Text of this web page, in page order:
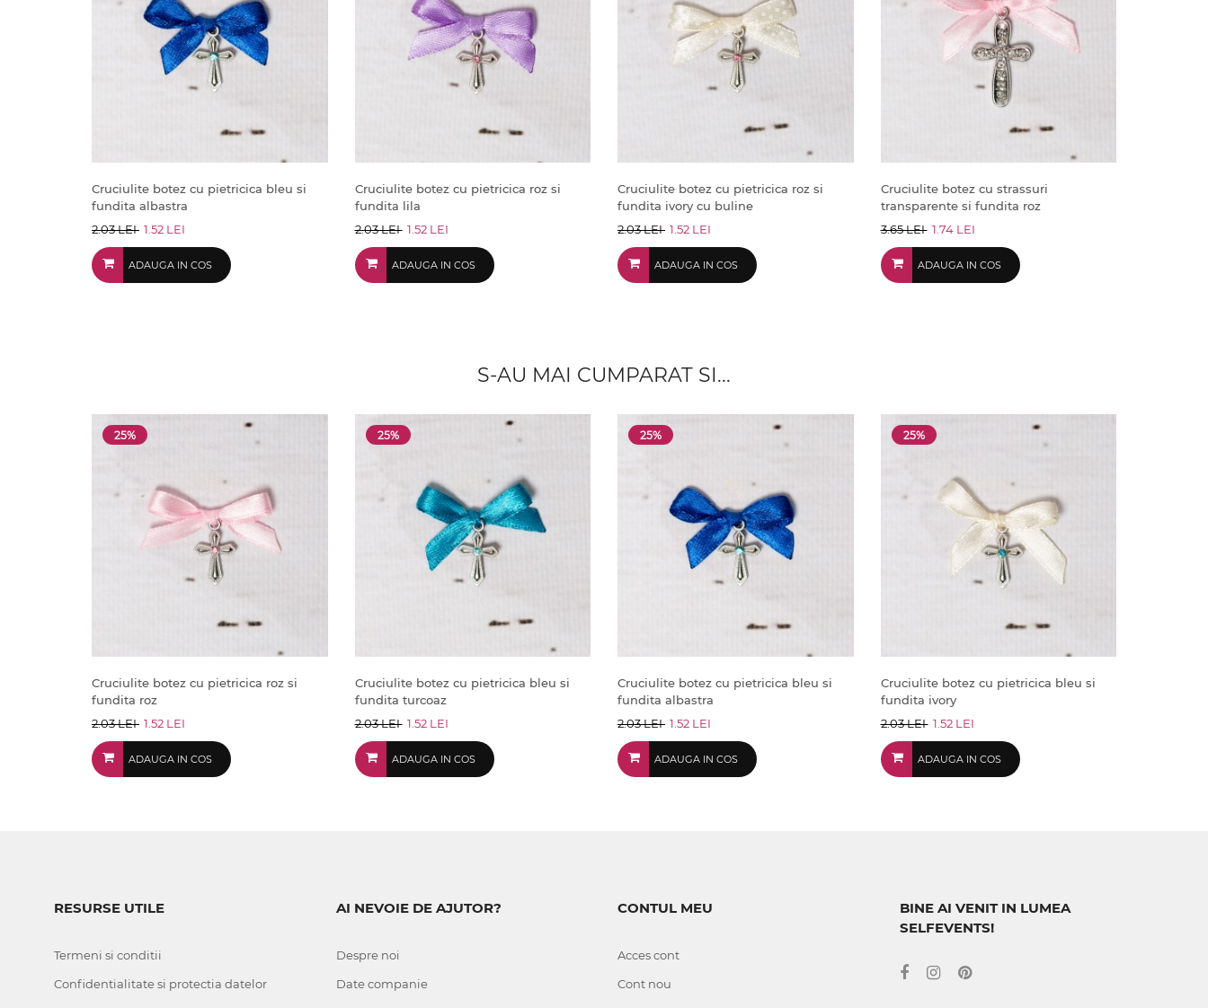
Cruciulite botez cu pietricica bleu si
fundita albastra
2.03 LEI 1.52 LEI
ADAUGA IN COS
Cruciulite botez cu pietricica roz si
fundita lila
2.03 LEI 1.52 LEI
ADAUGA IN COS
Cruciulite botez cu pietricica roz si
fundita ivory cu buline
2.03 LEI 1.52 LEI
ADAUGA IN COS
Cruciulite botez cu strassuri
transparente si fundita roz
3.65 LEI 1.74 LEI
ADAUGA IN COS
S-AU MAI CUMPARAT SI...
25%
Cruciulite botez cu pietricica roz si
fundita roz
2.03 LEI 1.52 LEI
ADAUGA IN COS
25%
Cruciulite botez cu pietricica bleu si
fundita turcoaz
2.03 LEI 1.52 LEI
ADAUGA IN COS
25%
Cruciulite botez cu pietricica bleu si
fundita albastra
2.03 LEI 1.52 LEI
ADAUGA IN COS
25%
Cruciulite botez cu pietricica bleu si
fundita ivory
2.03 LEI 1.52 LEI
ADAUGA IN COS
RESURSE UTILE
Termeni si conditii
Confidentialitate si protectia datelor
AI NEVOIE DE AJUTOR?
Despre noi
Date companie
CONTUL MEU
Acces cont
Cont nou
BINE AI VENIT IN LUMEA
SELFEVENTS!